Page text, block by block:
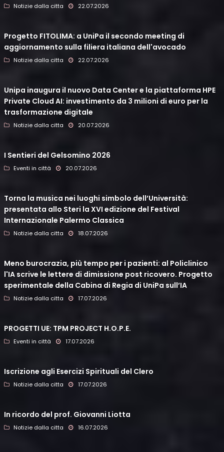
Notizie dalla citta 22.07.2026
Progetto FITOLIMA: a UniPa il secondo meeting di
aggiornamento sulla filiera italiana dell'avocado
Notizie dalla citta 22.07.2026
Unipa inaugura il nuovo Data Center e la piattaforma HPE
Private Cloud AI: investimento da 3 milioni di euro per la
trasformazione digitale
Notizie dalla citta 20.07.2026
I Sentieri del Gelsomino 2026
Eventi in città 20.07.2026
Torna la musica nei luoghi simbolo dell’Università:
presentata allo Steri la XVI edizione del Festival
Internazionale Palermo Classica
Notizie dalla citta 18.07.2026
Meno burocrazia, più tempo per i pazienti: al Policlinico
l'IA scrive le lettere di dimissione post ricovero. Progetto
sperimentale della Cabina di Regia di UniPa sull’IA
Notizie dalla citta 17.07.2026
PROGETTI UE: TPM PROJECT H.O.P.E.
Eventi in città 17.07.2026
Iscrizione agli Esercizi Spirituali del Clero
Notizie dalla citta 17.07.2026
In ricordo del prof. Giovanni Liotta
Notizie dalla citta 16.07.2026